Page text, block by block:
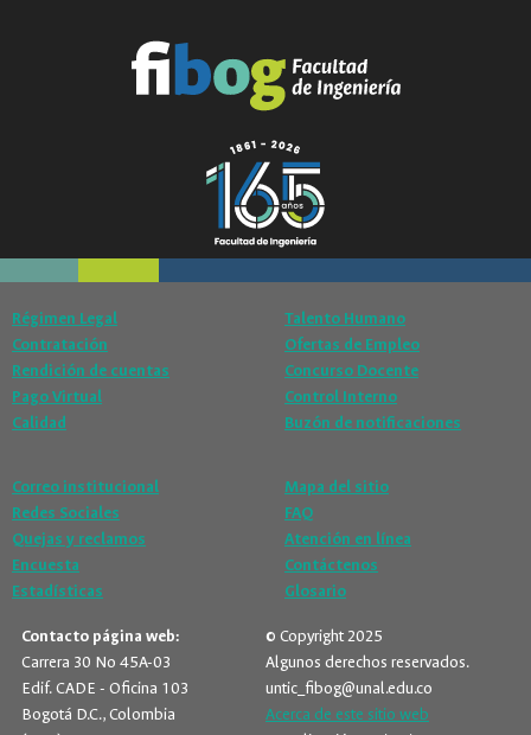
Régimen Legal
Contratación
Rendición de cuentas
Pago Virtual
Calidad
Talento Humano
Ofertas de Empleo
Concurso Docente
Control Interno
Buzón de notificaciones
Correo institucional
Redes Sociales
Quejas y reclamos
Encuesta
Estadísticas
Mapa del sitio
FAQ
Atención en línea
Contáctenos
Glosario
Contacto página web:
Carrera 30 No 45A-03
Edif. CADE - Oficina 103
Bogotá D.C., Colombia
© Copyright 2025
Algunos derechos reservados.
untic_fibog@unal.edu.co
Acerca de este sitio web